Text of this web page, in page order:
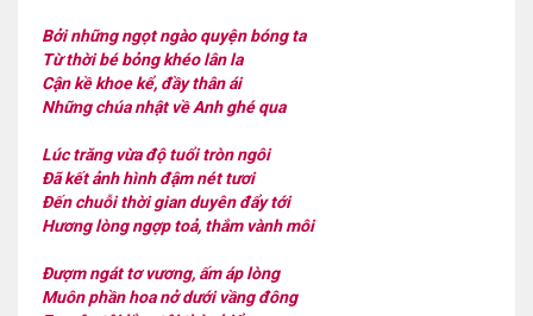
Bởi những ngọt ngào quyện bóng ta
Từ thời bé bỏng khéo lân la
Cận kề khoe kể, đầy thân ái
Những chúa nhật về Anh ghé qua
Lúc trăng vừa độ tuổi tròn ngôi
Đã kết ảnh hình đậm nét tươi
Đến chuỗi thời gian duyên đẩy tới
Hương lòng ngợp toả, thắm vành môi
Đượm ngát tơ vương, ấm áp lòng
Muôn phần hoa nở dưới vầng đông